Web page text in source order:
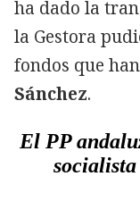
ha dado la
la Gestora
fondos que
Sánchez.
El PP